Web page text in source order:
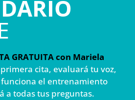
GRATUITA con Mariela
primera cita, evaluará tu voz,
el entrenamiento
a todas tus preguntas.